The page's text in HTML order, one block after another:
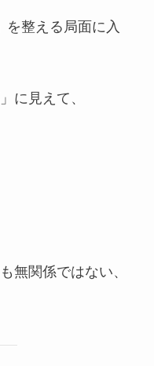
を整える局面に入
に見えて、
無関係ではない、